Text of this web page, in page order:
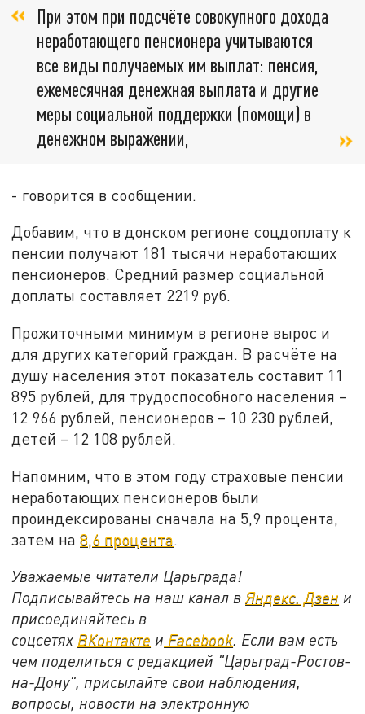
При этом при подсчёте совокупного дохода
неработающего пенсионера учитываются
все виды получаемых им выплат: пенсия,
ежемесячная денежная выплата и другие
меры социальной поддержки (помощи) в
денежном выражении,
- говорится в сообщении.
Добавим, что в донском регионе соцдоплату к
пенсии получают 181 тысячи неработающих
пенсионеров. Средний размер социальной
доплаты составляет 2219 руб.
Прожиточными минимум в регионе вырос и
для других категорий граждан. В расчёте на
душу населения этот показатель составит 11
895 рублей, для трудоспособного населения –
12 966 рублей, пенсионеров – 10 230 рублей,
детей – 12 108 рублей.
Напомним, что в этом году страховые пенсии
неработающих пенсионеров были
проиндексированы сначала на 5,9 процента,
затем на8,6 процента.
Уважаемые читатели Царьграда!
Подписывайтесь на наш канал вЯндекс. Дзен и
присоединяйтесь в
соцсетях ВКонтакте и Facebook. Если вам есть
чем поделиться с редакцией "Царьград-Ростов-
на-Дону", присылайте свои наблюдения,
вопросы, новости на электронную